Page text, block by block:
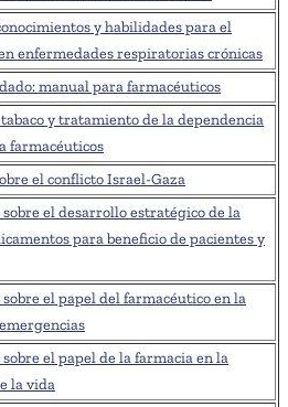
y habilidades para el
enfermedades respiratorias crónicas
manual para farmacéuticos
y tratamiento de la dependencia
farmacéuticos
el conflicto Israel-Gaza
el desarrollo estratégico de la
para beneficio de pacientes y
el papel del farmacéutico en la
el papel de la farmacia en la
la vida